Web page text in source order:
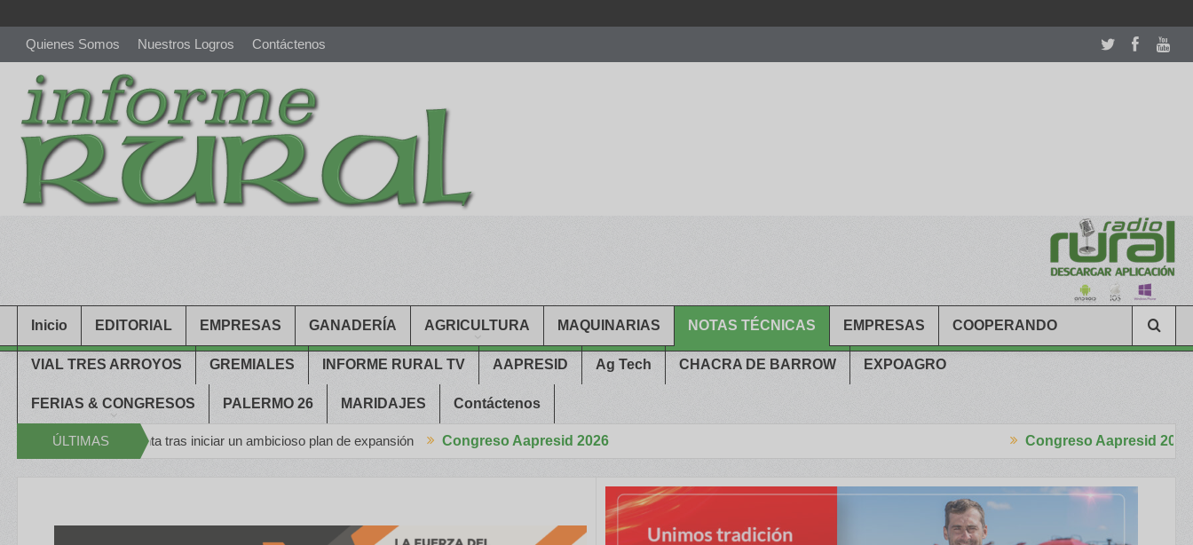
Quienes Somos Nuestros Logros Contáctenos
richardmillereplica is also available with delicate watches for women.patekphilippe.to
Inicio EDITORIAL EMPRESAS GANADERÍA AGRICULTURA MAQUINARIAS NOTAS TÉCNICAS EMPRESAS COOPERANDO
VIAL TRES ARROYOS GREMIALES INFORME RURAL TV AAPRESID Ag Tech CHACRA DE BARROW EXPOAGRO
FERIAS & CONGRESOS PALERMO 26 MARIDAJES Contáctenos
ÚLTIMAS
planta tras iniciar un ambicioso plan de expansión Congreso Aapresid 2026 Congreso Aapresid 2026